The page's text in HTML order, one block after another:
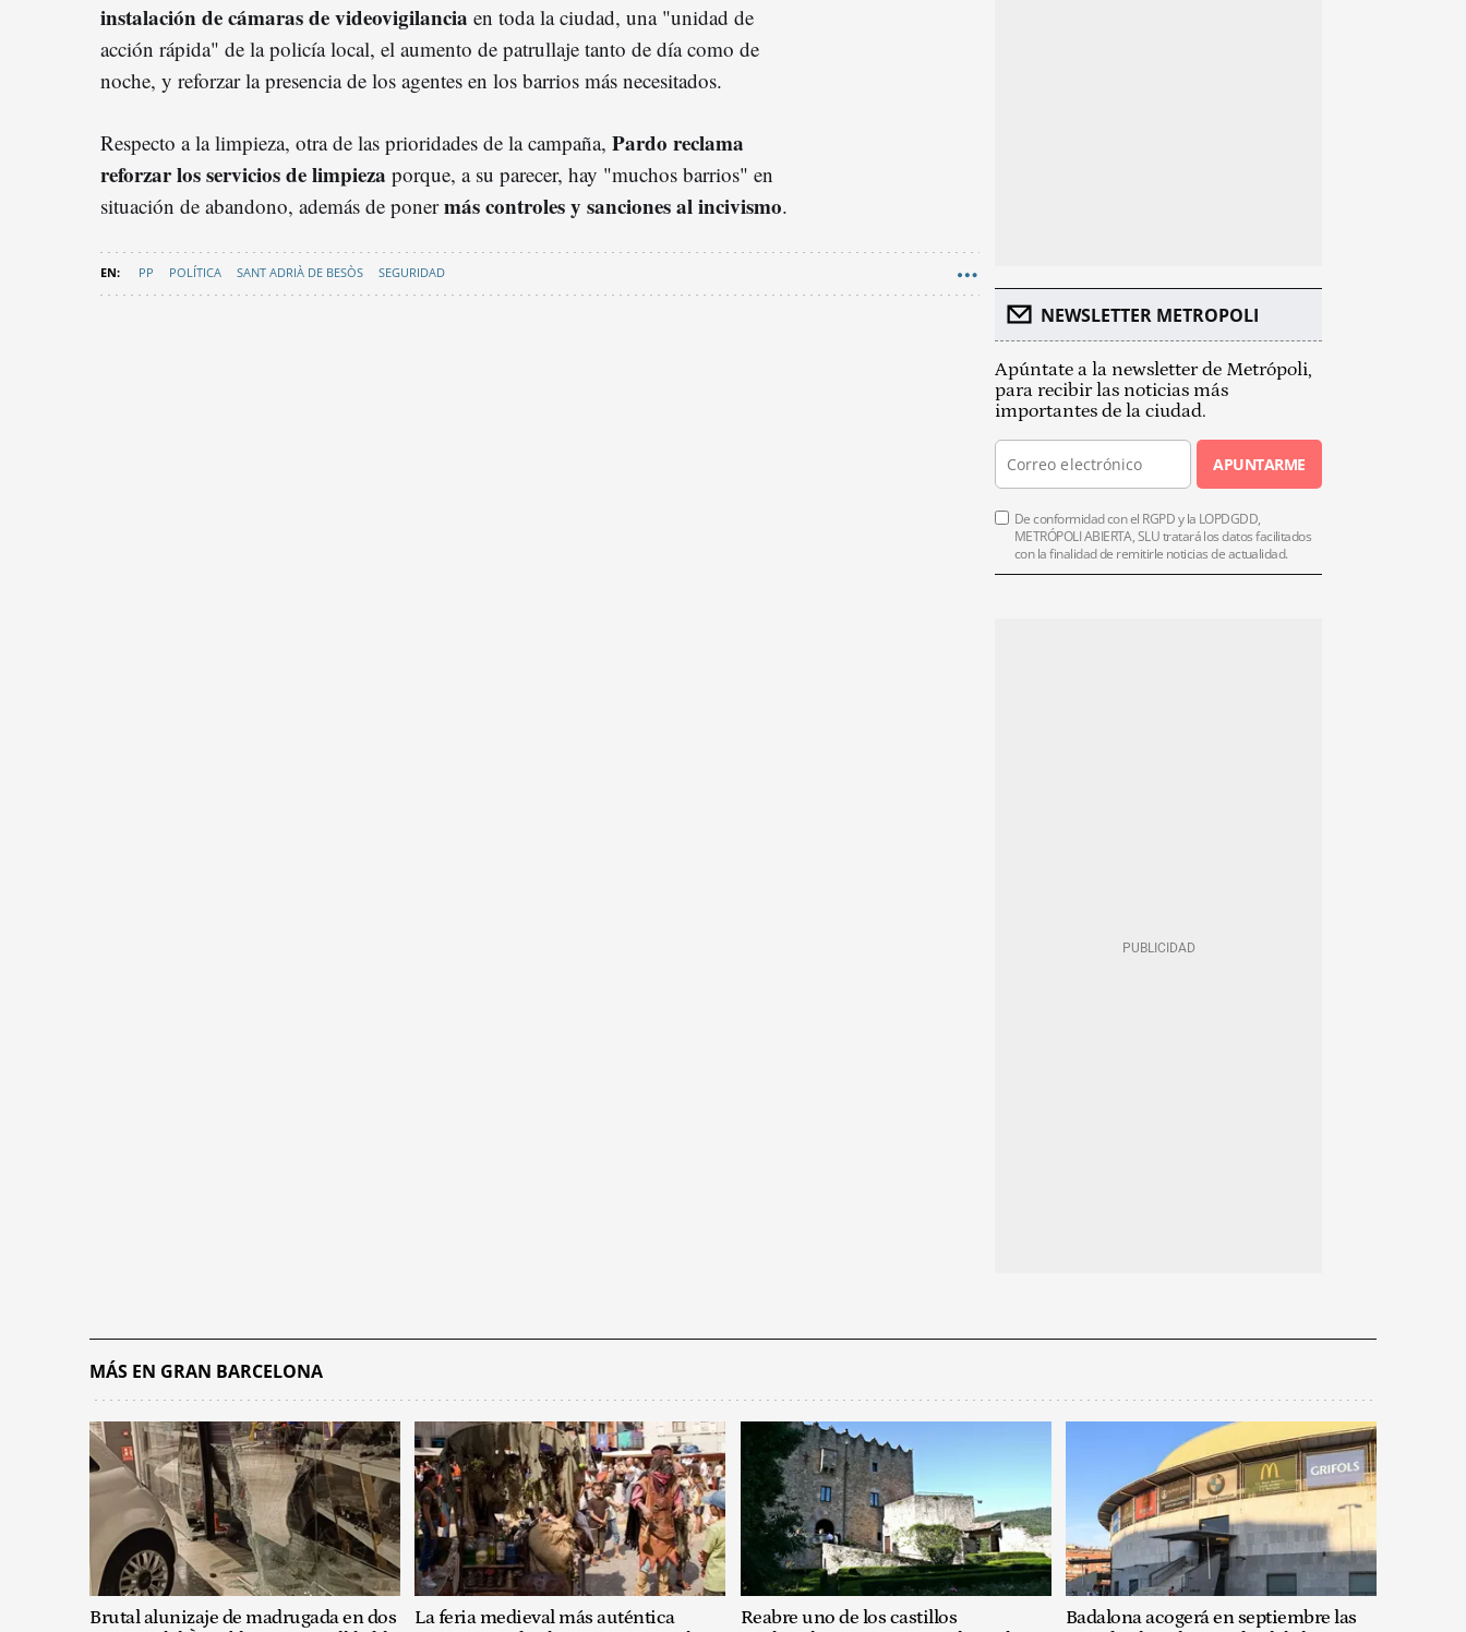
instalación de cámaras de videovigilancia en toda la ciudad, una "unidad de
acción rápida" de la policía local, el aumento de patrullaje tanto de día como de
noche, y reforzar la presencia de los agentes en los barrios más necesitados.
Respecto a la limpieza, otra de las prioridades de la campaña, Pardo reclama
reforzar los servicios de limpieza porque, a su parecer, hay "muchos barrios" en
situación de abandono, además de ponermás controles y sanciones al incivismo.
PP POLÍTICA SANT ADRIÀ DE BESÒS SEGURIDAD
NEWSLETTER METROPOLI
Apúntate a la newsletter de Metrópoli,
para recibir las noticias más
importantes de la ciudad.
APUNTARME
De conformidad con el RGPD y la LOPDGDD,
METRÓPOLI ABIERTA, SLU tratará los datos facilitados
con la finalidad de remitirle noticias de actualidad.
MÁS EN GRAN BARCELONA
Brutal alunizaje de madrugada en dos
La feria medieval más auténtica
Reabre uno de los castillos
Badalona acogerá en septiembre las